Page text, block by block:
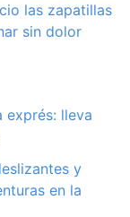
las zapatillas
sin dolor
exprés: lleva
y
en la